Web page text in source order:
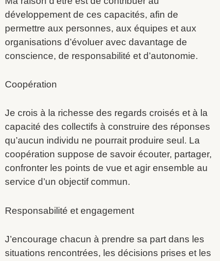
développement de ces capacités, afin de
permettre aux personnes, aux équipes et aux
organisations d’évoluer avec davantage de
conscience, de responsabilité et d’autonomie.
Coopération
Je crois à la richesse des regards croisés et à la
capacité des collectifs à construire des réponses
qu’aucun individu ne pourrait produire seul. La
coopération suppose de savoir écouter, partager,
confronter les points de vue et agir ensemble au
service d’un objectif commun.
Responsabilité et engagement
J’encourage chacun à prendre sa part dans les
situations rencontrées, les décisions prises et les